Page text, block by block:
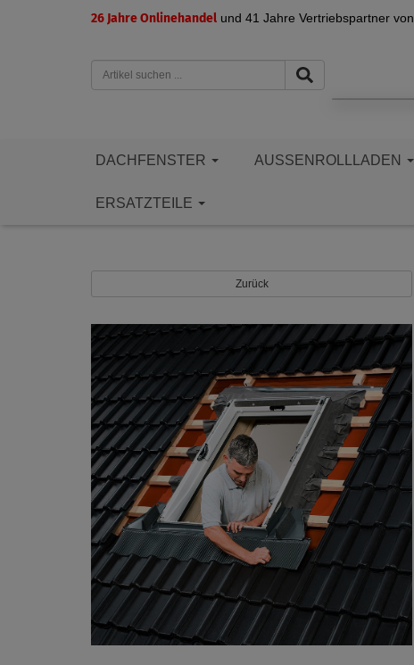
26 Jahre Onlinehandel und 41 Jahre Vertriebspartner von
DACHFENSTER AUSSENROLLLADEN
ERSATZTEILE
Zurück